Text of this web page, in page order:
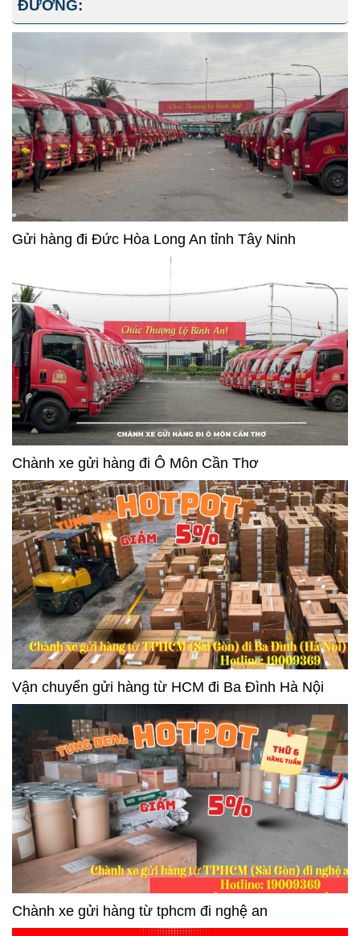
ĐƯỜNG:
Gửi hàng đi Đức Hòa Long An tỉnh Tây Ninh
Chành xe gửi hàng đi Ô Môn Cần Thơ
Vận chuyển gửi hàng từ HCM đi Ba Đình Hà Nội
Chành xe gửi hàng từ tphcm đi nghệ an